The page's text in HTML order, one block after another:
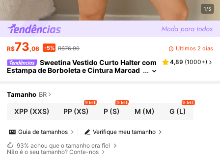
1/5
R$73,06 -5% R$76,90 Últimos 2 dias
Sweetina Vestido Curto Halter com
Estampa de Borboleta e Cintura Marcad
4,89 (1000+)
Tamanho BR
XPP(XXS) PP (XS)
9 left
P (S)
9 left
M (M) G (L)
8 left
Verifique meu tamanho
Guia de tamanhos
93% achou que o tamanho era fiel
Não é o seu tamanho? Conte-nos